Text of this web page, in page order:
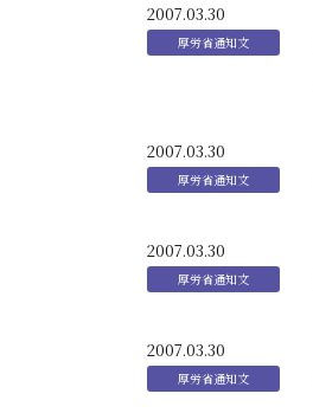
2007.03.30
2007.03.30
2007.03.30
2007.03.30